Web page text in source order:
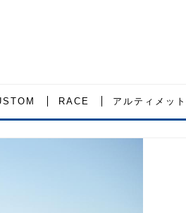
RACE アルティメッ